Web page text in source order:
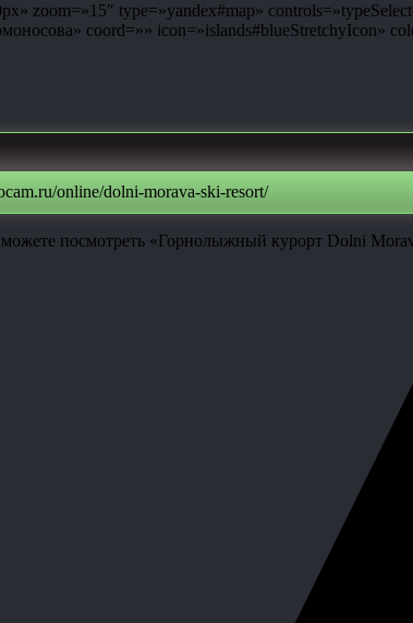
zoom=»15″ type=»yandex#map»
coord=»» icon=»islands#blueStretchyIcon»
online/dolni-morava-ski-resort/
посмотреть «Горнолыжный курорт Dolni